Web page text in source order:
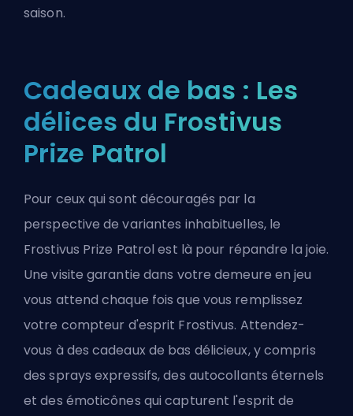
saison.
Cadeaux de bas : Les
délices du Frostivus
Prize Patrol
Pour ceux qui sont découragés par la
perspective de variantes inhabituelles, le
Frostivus Prize Patrol est là pour répandre la joie.
Une visite garantie dans votre demeure en jeu
vous attend chaque fois que vous remplissez
votre compteur d'esprit Frostivus. Attendez-
vous à des cadeaux de bas délicieux, y compris
des sprays expressifs, des autocollants éternels
et des émoticônes qui capturent l'esprit de